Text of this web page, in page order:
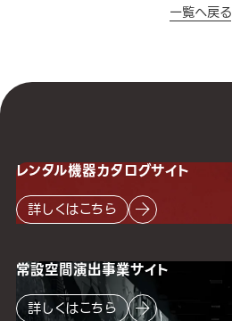
一覧へ戻る
レンタル機器カタログサイト
詳しくはこちら
常設空間演出事業サイト
詳しくはこちら